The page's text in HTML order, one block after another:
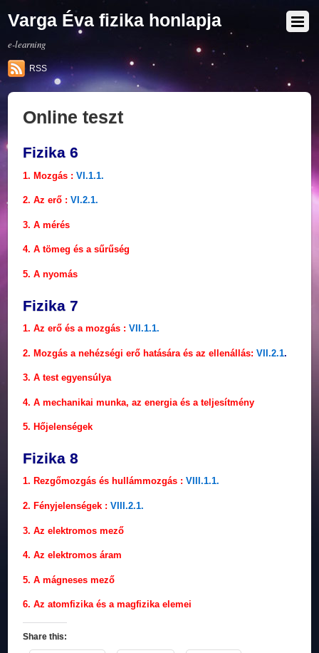
Varga Éva fizika honlapja
e-learning
RSS
Online teszt
Fizika 6
1. Mozgás :VI.1.1.
2. Az erő :VI.2.1.
3. A mérés
4. A tömeg és a sűrűség
5. A nyomás
Fizika 7
1. Az erő és a mozgás :VII.1.1.
2. Mozgás a nehézségi erő hatására és az ellenállás:VII.2.1.
3. A test egyensúlya
4. A mechanikai munka, az energia és a teljesítmény
5. Hőjelenségek
Fizika 8
1. Rezgőmozgás és hullámmozgás :VIII.1.1.
2. Fényjelenségek :VIII.2.1.
3. Az elektromos mező
4. Az elektromos áram
5. A mágneses mező
6. Az atomfizika és a magfizika elemei
Share this: